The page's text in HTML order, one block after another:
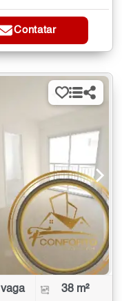
Contatar
38 m²